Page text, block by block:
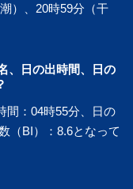
）、20時59分（干
、日の出時間、日の
間：04時55分、日の
（BI）：8.6となって